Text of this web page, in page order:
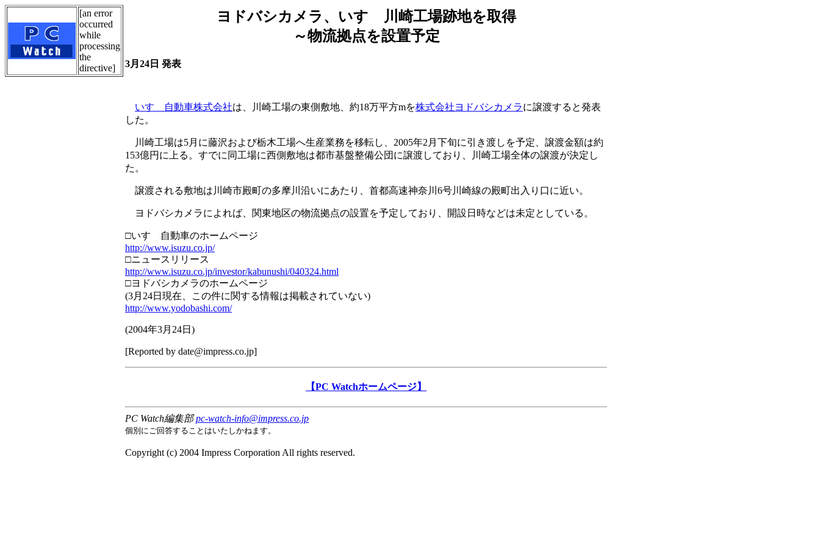
[an error
occurred
while
processing
the
directive]
ヨドバシカメラ、いすゞ川崎工場跡地を取得
～物流拠点を設置予定
3月24日 発表
いすゞ自動車株式会社は、川崎工場の東側敷地、約18万平方mを株式会社ヨドバシカメラに譲渡すると発表
した。
川崎工場は5月に藤沢および栃木工場へ生産業務を移転し、2005年2月下旬に引き渡しを予定、譲渡金額は約
153億円に上る。すでに同工場に西側敷地は都市基盤整備公団に譲渡しており、川崎工場全体の譲渡が決定し
た。
譲渡される敷地は川崎市殿町の多摩川沿いにあたり、首都高速神奈川6号川崎線の殿町出入り口に近い。
ヨドバシカメラによれば、関東地区の物流拠点の設置を予定しており、開設日時などは未定としている。
□いすゞ自動車のホームページ
http://www.isuzu.co.jp/
□ニュースリリース
http://www.isuzu.co.jp/investor/kabunushi/040324.html
□ヨドバシカメラのホームページ
(3月24日現在、この件に関する情報は掲載されていない)
http://www.yodobashi.com/
(2004年3月24日 )
[Reported by date@impress.co.jp]
【PC Watchホームページ】
PC Watch編集部pc-watch-info@impress.co.jp
個別にご回答することはいたしかねます。
Copyright (c) 2004 Impress Corporation All rights reserved.